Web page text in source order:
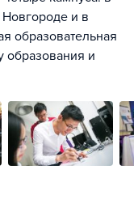
и в
образовательная
образования и